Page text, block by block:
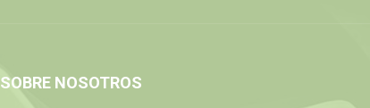
SOBRE NOSOTROS